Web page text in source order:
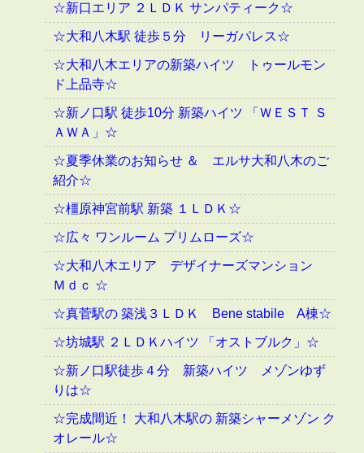
☆新口エリア ２ＬＤＫ サンパティーク☆
☆大和八木駅 徒歩５分 リーガパレス☆
☆大和八木エリアの新築ハイツ トゥールモン
ド上品寺☆
☆新ノ口駅 徒歩10分 新築ハイツ 「ＷＥＳＴ Ｓ
ＡＷＡ」☆
☆夏季休業のお知らせ ＆ エルサ大和八木のご
紹介☆
☆橿原神宮前駅 新築 １ＬＤＫ☆
☆広々 ワンルーム プリムローズ☆
☆大和八木エリア デザイナーズマンション
Ｍｄｃ ☆
☆真菅駅の 築浅３ＬＤＫ Bene stabile A棟☆
☆坊城駅 ２ＬＤＫハイツ 「オストブルク」☆
☆新ノ口駅徒歩４分 新築ハイツ メゾンゆず
りは☆
☆完成間近！ 大和八木駅の 新築シャーメゾン ク
オレール☆